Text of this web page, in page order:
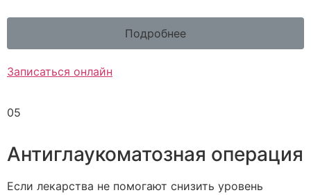
Подробнее
Записаться онлайн
05
Антиглаукоматозная операция
Если лекарства не помогают снизить уровень